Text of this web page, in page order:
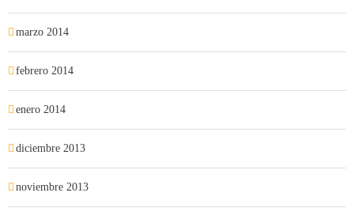
marzo 2014
febrero 2014
enero 2014
diciembre 2013
noviembre 2013